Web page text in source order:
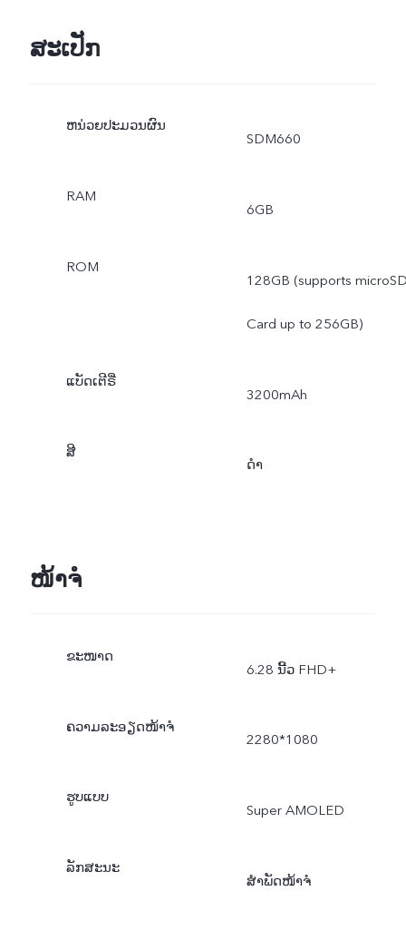
ສະເປັກ
ຫນ່ວຍປະມວນຜົນ
SDM660
RAM
6GB
ROM
128GB (supports
Card up to 256GB)
ແບັດເຕີຣີ່
3200mAh
ສີ
ດຳ
ໜ້າຈໍ
ຂະໜາດ
6.28 ນີ້ວ FHD+
ຄວາມລະອຽດໜ້າຈໍ
2280*1080
ຮູບແບບ
Super AMOLED
ລັກສະນະ
ສຳພັດໜ້າຈໍ